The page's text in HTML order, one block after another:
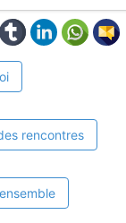
rencontres